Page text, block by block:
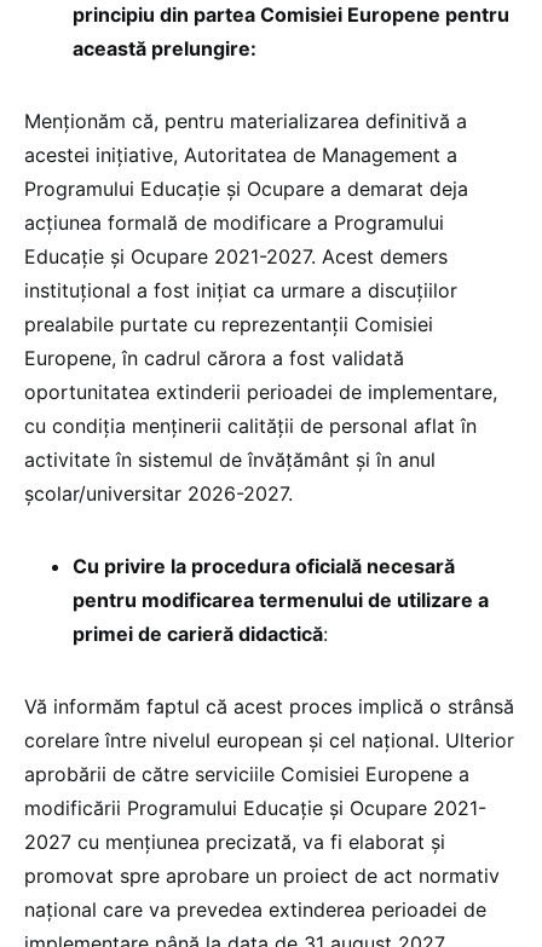
principiu din partea Comisiei Europene pentru
această prelungire:
Menționăm că, pentru materializarea definitivă a
acestei inițiative, Autoritatea de Management a
Programului Educație și Ocupare a demarat deja
acțiunea formală de modificare a Programului
Educație și Ocupare 2021-2027. Acest demers
instituțional a fost inițiat ca urmare a discuțiilor
prealabile purtate cu reprezentanții Comisiei
Europene, în cadrul cărora a fost validată
oportunitatea extinderii perioadei de implementare,
cu condiția menţinerii calităţii de personal aflat în
activitate în sistemul de învăţământ şi în anul
şcolar/universitar 2026-2027.
Cu privire la procedura oficială necesară
pentru modificarea termenului de utilizare a
primei de carieră didactică:
Vă informăm faptul că acest proces implică o strânsă
corelare între nivelul european și cel național. Ulterior
aprobării de către serviciile Comisiei Europene a
modificării Programului Educație și Ocupare 2021-
2027 cu mențiunea precizată, va fi elaborat și
promovat spre aprobare un proiect de act normativ
național care va prevedea extinderea perioadei de